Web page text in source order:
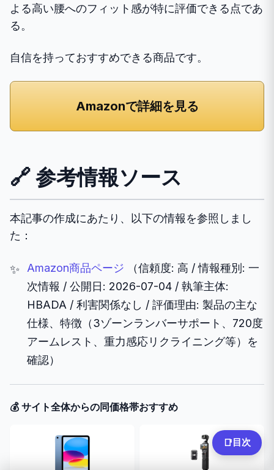
よる高い腰へのフィット感が特に評価できる点であ
る。
自信を持っておすすめできる商品です。
Amazonで詳細を見る
🔗 参考情報ソース
本記事の作成にあたり、以下の情報を参照しまし
た：
Amazon商品ページ （信頼度: 高 / 情報種別: 一
次情報 / 公開日: 2026-07-04 / 執筆主体:
HBADA / 利害関係なし / 評価理由: 製品の主な
仕様、特徴（3ゾーンランバーサポート、720度
アームレスト、重力感応リクライニング等）を
確認）
📑 目次
💰 サイト全体からの同価格帯おすすめ